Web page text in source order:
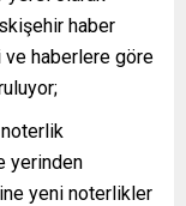
haber
ve haberlere göre
yerinden
yeni noterlikler